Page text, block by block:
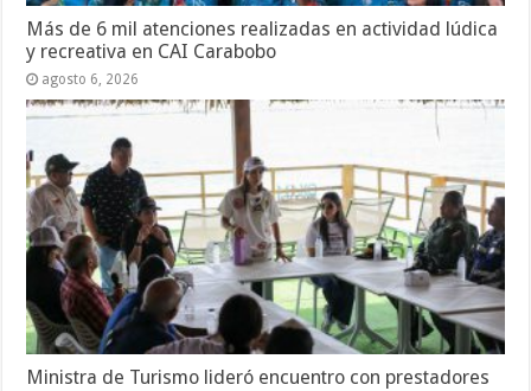
Más de 6 mil atenciones realizadas en actividad lúdica
y recreativa en CAI Carabobo
agosto 6, 2026
Ministra de Turismo lideró encuentro con prestadores